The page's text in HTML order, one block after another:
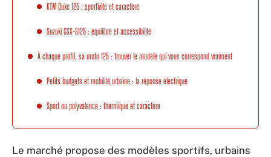
KTM Duke 125 : sportivité et caractère
Suzuki GSX-S125 : équilibre et accessibilité
À chaque profil, sa moto 125 : trouver le modèle qui vous correspond vraiment
Petits budgets et mobilité urbaine : la réponse électrique
Sport ou polyvalence : thermique et caractère
Le marché propose des modèles sportifs, urbains